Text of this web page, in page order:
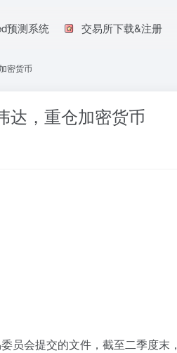
预测系统 交易所下载&注册
密货币
达，重仓加密货币
员会提交的文件 ， 截至二季度末，